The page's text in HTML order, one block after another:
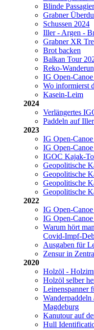
Blinde
Grabner
Schussen 2024
Iller - Argen -
Grabner XR
Brot backen
Balkan Tour
Reko-
IG Open-
Wo informierst
Kasein-Leim
2024
Verlängertes
Paddeln auf
2023
IG Open-
IG Open-
IGOC Kajak-
Geopolitische
Geopolitische
Geopolitische
Geopolitische
2022
IG Open-
IG Open-Canoe
Warum hört
Covid-Impf-
Ausgaben für
Zensur in
2020
Holzöl -
Holzöl selber
Leinenspanner
Magdeburg
Kanutour auf
Hull